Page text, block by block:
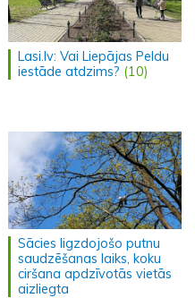
Lasi.lv: Vai Liepājas Peldu
iestāde atdzims? (10)
Sācies ligzdojošo putnu
saudzēšanas laiks, koku
ciršana apdzīvotās vietās
aizliegta